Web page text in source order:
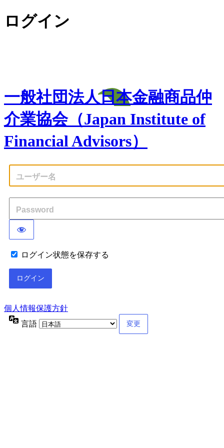
ログイン
一般社団法人日本金融商品仲
介業協会（Japan Institute of
Financial Advisors）
ログイン状態を保存する
個人情報保護方針
言語